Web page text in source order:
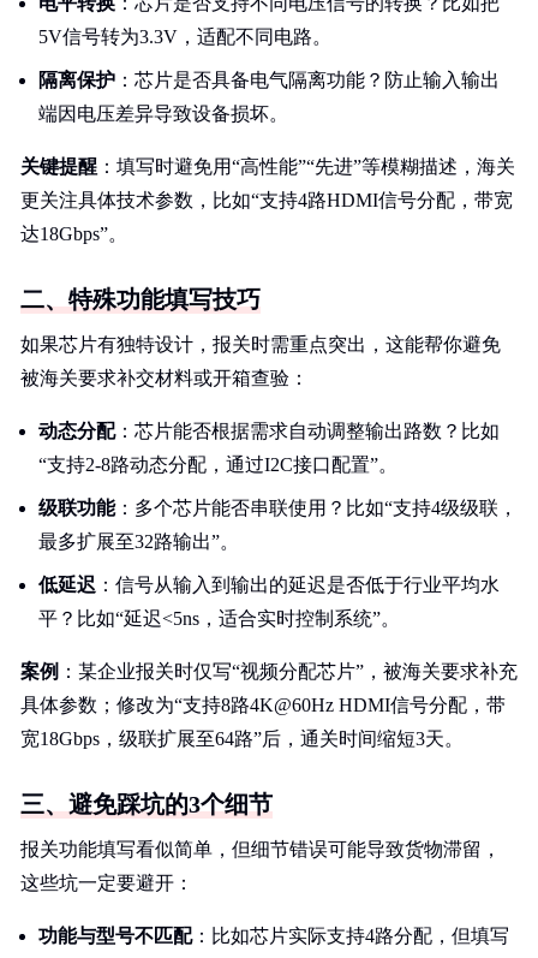
5V信号转为3.3V，适配不同电路。
隔离保护 ：芯片是否具备电气隔离功能？防止输入输出
端因电压差异导致设备损坏。
关键提醒 ：填写时避免用“高性能”“先进”等模糊描述，海关
更关注具体技术参数，比如“支持4路HDMI信号分配，带宽
达18Gbps”。
二、特殊功能填写技巧
如果芯片有独特设计，报关时需重点突出，这能帮你避免
被海关要求补交材料或开箱查验：
动态分配：芯片能否根据需求自动调整输出路数？比如
“支持2-8路动态分配，通过I2C接口配置”。
级联功能：多个芯片能否串联使用？比如“支持4级级联，
最多扩展至32路输出”。
低延迟 ：信号从输入到输出的延迟是否低于行业平均水
平？比如“延迟<5ns，适合实时控制系统”。
案例 ：某企业报关时仅写“视频分配芯片”，被海关要求补充
具体参数；修改为“支持8路4K@60Hz HDMI信号分配，带
宽18Gbps，级联扩展至64路”后，通关时间缩短3天。
三、避免踩坑的3个细节
报关功能填写看似简单，但细节错误可能导致货物滞留，
这些坑一定要避开：
功能与型号不匹配：比如芯片实际支持4路分配，但填写